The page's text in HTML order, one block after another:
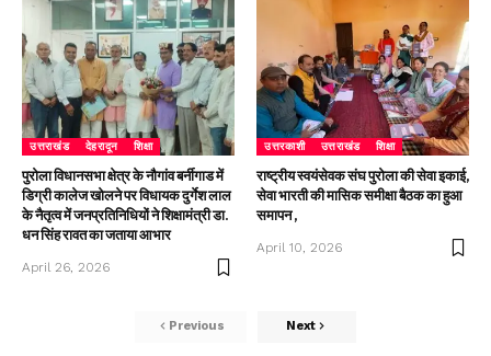
उत्तराखंड देहरादून शिक्षा
पुरोला विधानसभा क्षेत्र के नौगांव बर्नीगाड में
डिग्री कालेज खोलने पर विधायक दुर्गेश लाल
के नैतृत्व में जनप्रतिनिधियों ने शिक्षामंत्री डा.
धन सिंह रावत का जताया आभार
April 26, 2026
उत्तरकाशी उत्तराखंड शिक्षा
राष्ट्रीय स्वयंसेवक संघ पुरोला की सेवा इकाई,
सेवा भारती की मासिक समीक्षा बैठक का हुआ
समापन ,
April 10, 2026
Previous Next